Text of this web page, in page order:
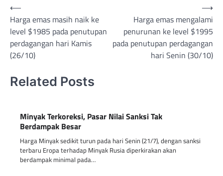
Post
navigation
⟵
Harga emas masih naik ke
level $1985 pada penutupan
perdagangan hari Kamis
(26/10)
Harga emas mengalami
penurunan ke level $1995
pada penutupan perdagangan
hari Senin (30/10)
⟶
Related Posts
Minyak Terkoreksi, Pasar Nilai Sanksi Tak
Berdampak Besar
Harga Minyak sedikit turun pada hari Senin (21/7), dengan sanksi
terbaru Eropa terhadap Minyak Rusia diperkirakan akan
berdampak minimal pada…